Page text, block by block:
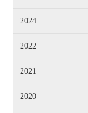
2024
2022
2021
2020